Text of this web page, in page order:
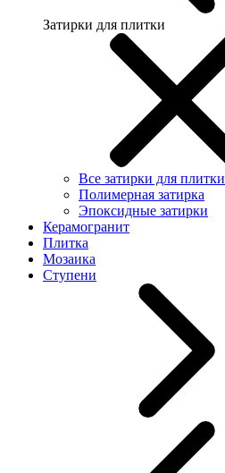
Затирки для плитки
Все затирки для плитки
Полимерная затирка
Эпоксидные затирки
Керамогранит
Плитка
Мозаика
Ступени